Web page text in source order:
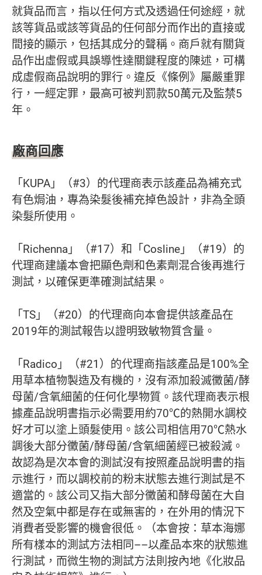
就貨品而言，指以任何方式及透過任何途經，就
該等貨品或該等貨品的任何部分而作出的直接或
間接的顯示，包括其成分的聲稱。商戶就有關貨
品作出虛假或具誤導性達關鍵程度的陳述，可構
成虛假商品說明的罪行。違反《條例》屬嚴重罪
行，一經定罪，最高可被判罰款50萬元及監禁5
年。
廠商回應
「KUPA」（#3）的代理商表示該產品為補充式
有色焗油，專為染髮後補充掉色設計，非為全頭
染髮所使用。
「Richenna」（#17）和「Cosline」（#19）的
代理商建議本會把顯色劑和色素劑混合後再進行
測試，以確保更準確測試結果。
「TS」（#20）的代理商向本會提供該產品在
2019年的測試報告以證明致敏物質含量。
「Radico」（#21）的代理商指該產品是100%全
用草本植物製造及有機的，沒有添加殺滅黴菌/酵
母菌/含氧細菌的任何化學物質。該代理商表示根
據產品說明書指示必需要用約70℃的熱開水調校
好才可以塗上頭髮使用。該公司相信用70℃熱水
調後大部分黴菌/酵母菌/含氧細菌經已被殺滅。
故認為是次本會的測試沒有按照產品說明書的指
示進行，而以調校前的粉末狀態去進行測試是不
適當的。該公司又指大部分黴菌和酵母菌在大自
然及空氣中都是存在或無害的，在外用的情況下
消費者受影響的機會很低。（本會按：草本海娜
所有樣本的測試方法相同––以產品本來的狀態進
行測試，而微生物的測試方法則按內地《化妝品